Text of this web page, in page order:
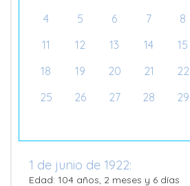
4
5 6 7 8
11
12 13 14 15
18
19 20 21 22
25
26 27 28 29
1 de junio de 1922:
Edad: 104 años, 2 meses y 6 días